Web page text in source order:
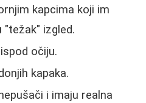
kapcima koji im
"težak" izgled.
očiju.
kapaka.
i imaju realna